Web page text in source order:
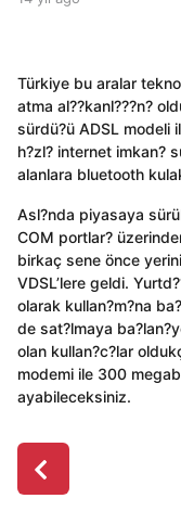
y
ı
l
a
g
m
i
n
l
a
g
Türkiye bu aralar
atma al??kanl???n?
sürdü?ü ADSL modeli
h?zl? internet imkan?
alanlara bluetooth
Asl?nda piyasaya
COM portlar?
birkaç sene önce
VDSL’lere geldi.
olarak kullan?m?na
de sat?lmaya
olan kullan?c?lar
modemi ile 300
ayabileceksiniz.
P
o